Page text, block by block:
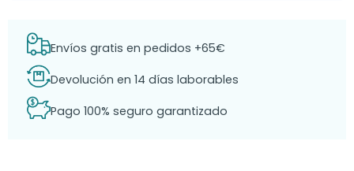
Envíos gratis en pedidos +65€
Devolución en 14 días laborables
Pago 100% seguro garantizado